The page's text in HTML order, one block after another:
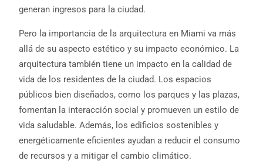
generan ingresos para la ciudad.
Pero la importancia de la arquitectura en Miami va más
allá de su aspecto estético y su impacto económico. La
arquitectura también tiene un impacto en la calidad de
vida de los residentes de la ciudad. Los espacios
públicos bien diseñados, como los parques y las plazas,
fomentan la interacción social y promueven un estilo de
vida saludable. Además, los edificios sostenibles y
energéticamente eficientes ayudan a reducir el consumo
de recursos y a mitigar el cambio climático.